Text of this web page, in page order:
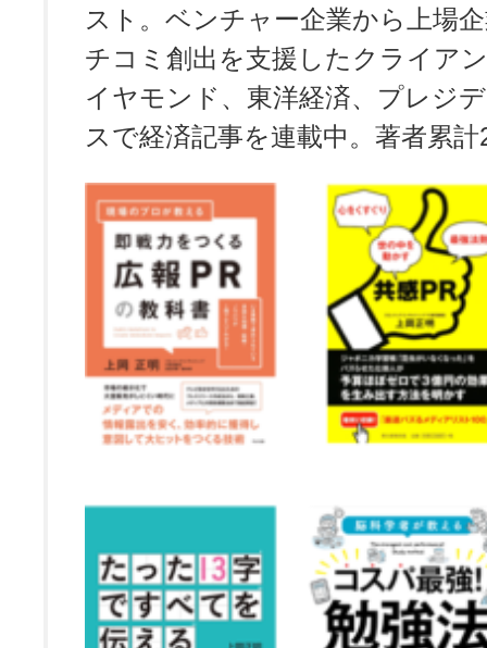
スト。ベンチャー企業から上場
チコミ創出を支援したクライア
イヤモンド、東洋経済、プレジ
スで経済記事を連載中。著者累